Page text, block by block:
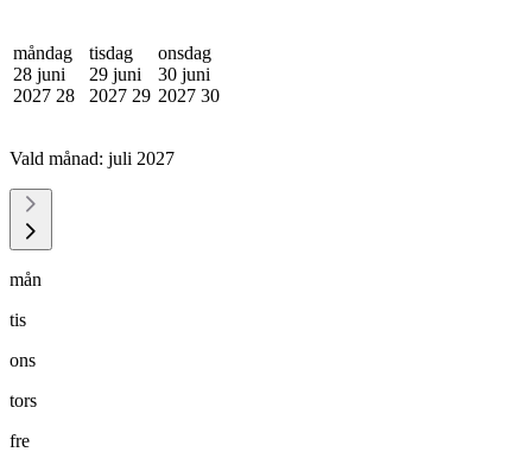
måndag
28 juni
2027 28
tisdag
29 juni
2027 29
onsdag
30 juni
2027 30
Vald månad: juli 2027
mån
tis
ons
tors
fre